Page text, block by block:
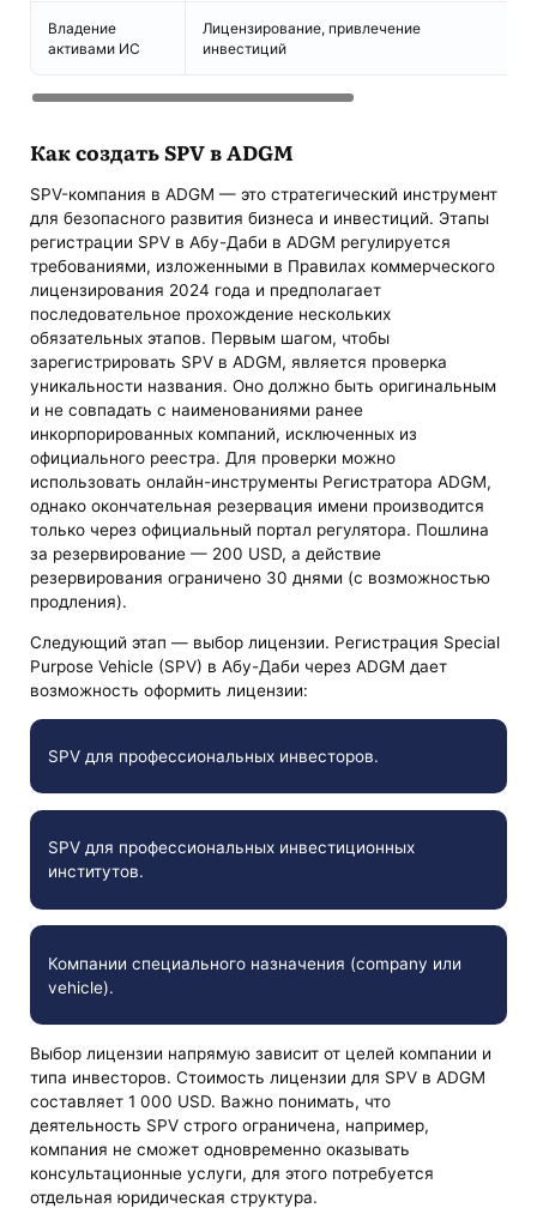
Владение
активами ИС
Лицензирование, привлечение
инвестиций
Как создать SPV в ADGM
SPV-компания в ADGM — это стратегический инструмент
для безопасного развития бизнеса и инвестиций. Этапы
регистрации SPV в Абу-Даби в ADGM регулируется
требованиями, изложенными в Правилах коммерческого
лицензирования 2024 года и предполагает
последовательное прохождение нескольких
обязательных этапов. Первым шагом, чтобы
зарегистрировать SPV в ADGM, является проверка
уникальности названия. Оно должно быть оригинальным
и не совпадать с наименованиями ранее
инкорпорированных компаний, исключенных из
официального реестра. Для проверки можно
использовать онлайн-инструменты Регистратора ADGM,
однако окончательная резервация имени производится
только через официальный портал регулятора. Пошлина
за резервирование — 200 USD, а действие
резервирования ограничено 30 днями (с возможностью
продления).
Следующий этап — выбор лицензии. Регистрация Special
Purpose Vehicle (SPV) в Абу-Даби через ADGM дает
возможность оформить лицензии:
SPV для профессиональных инвесторов.
SPV для профессиональных инвестиционных
институтов.
Компании специального назначения (company или
vehicle).
Выбор лицензии напрямую зависит от целей компании и
типа инвесторов. Стоимость лицензии для SPV в ADGM
составляет 1 000 USD. Важно понимать, что
деятельность SPV строго ограничена, например,
компания не сможет одновременно оказывать
консультационные услуги, для этого потребуется
отдельная юридическая структура.